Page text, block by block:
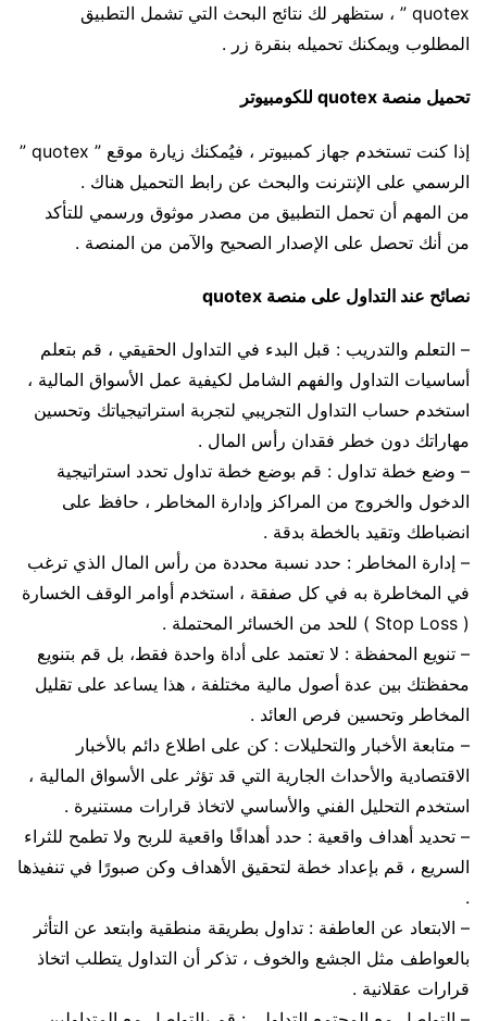
quotex ” ، ستظهر لك نتائج البحث التي تشمل التطبيق
المطلوب ويمكنك تحميله بنقرة زر .
تحميل منصة quotex للكومبيوتر
إذا كنت تستخدم جهاز كمبيوتر ، فيُمكنك زيارة موقع ” quotex ”
الرسمي على الإنترنت والبحث عن رابط التحميل هناك .
من المهم أن تحمل التطبيق من مصدر موثوق ورسمي للتأكد
من أنك تحصل على الإصدار الصحيح والآمن من المنصة .
نصائح عند التداول على منصة quotex
– التعلم والتدريب : قبل البدء في التداول الحقيقي ، قم بتعلم
أساسيات التداول والفهم الشامل لكيفية عمل الأسواق المالية ،
استخدم حساب التداول التجريبي لتجربة استراتيجياتك وتحسين
مهاراتك دون خطر فقدان رأس المال .
– وضع خطة تداول : قم بوضع خطة تداول تحدد استراتيجية
الدخول والخروج من المراكز وإدارة المخاطر ، حافظ على
انضباطك وتقيد بالخطة بدقة .
– إدارة المخاطر : حدد نسبة محددة من رأس المال الذي ترغب
في المخاطرة به في كل صفقة ، استخدم أوامر الوقف الخسارة
( Stop Loss ) للحد من الخسائر المحتملة .
– تنويع المحفظة : لا تعتمد على أداة واحدة فقط، بل قم بتنويع
محفظتك بين عدة أصول مالية مختلفة ، هذا يساعد على تقليل
المخاطر وتحسين فرص العائد .
– متابعة الأخبار والتحليلات : كن على اطلاع دائم بالأخبار
الاقتصادية والأحداث الجارية التي قد تؤثر على الأسواق المالية ،
استخدم التحليل الفني والأساسي لاتخاذ قرارات مستنيرة .
– تحديد أهداف واقعية : حدد أهدافًا واقعية للربح ولا تطمح للثراء
السريع ، قم بإعداد خطة لتحقيق الأهداف وكن صبورًا في تنفيذها
.
– الابتعاد عن العاطفة : تداول بطريقة منطقية وابتعد عن التأثر
بالعواطف مثل الجشع والخوف ، تذكر أن التداول يتطلب اتخاذ
قرارات عقلانية .